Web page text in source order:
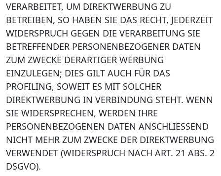
VERARBEITET, UM DIREKTWERBUNG ZU
BETREIBEN, SO HABEN SIE DAS RECHT, JEDERZEIT
WIDERSPRUCH GEGEN DIE VERARBEITUNG SIE
BETREFFENDER PERSONENBEZOGENER DATEN
ZUM ZWECKE DERARTIGER WERBUNG
EINZULEGEN; DIES GILT AUCH FÜR DAS
PROFILING, SOWEIT ES MIT SOLCHER
DIREKTWERBUNG IN VERBINDUNG STEHT. WENN
SIE WIDERSPRECHEN, WERDEN IHRE
PERSONENBEZOGENEN DATEN ANSCHLIESSEND
NICHT MEHR ZUM ZWECKE DER DIREKTWERBUNG
VERWENDET (WIDERSPRUCH NACH ART. 21 ABS. 2
DSGVO).